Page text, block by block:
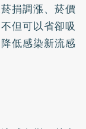
捐調漲、菸價
但可以省卻吸
低感染新流感